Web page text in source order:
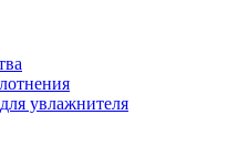
увлажнителя